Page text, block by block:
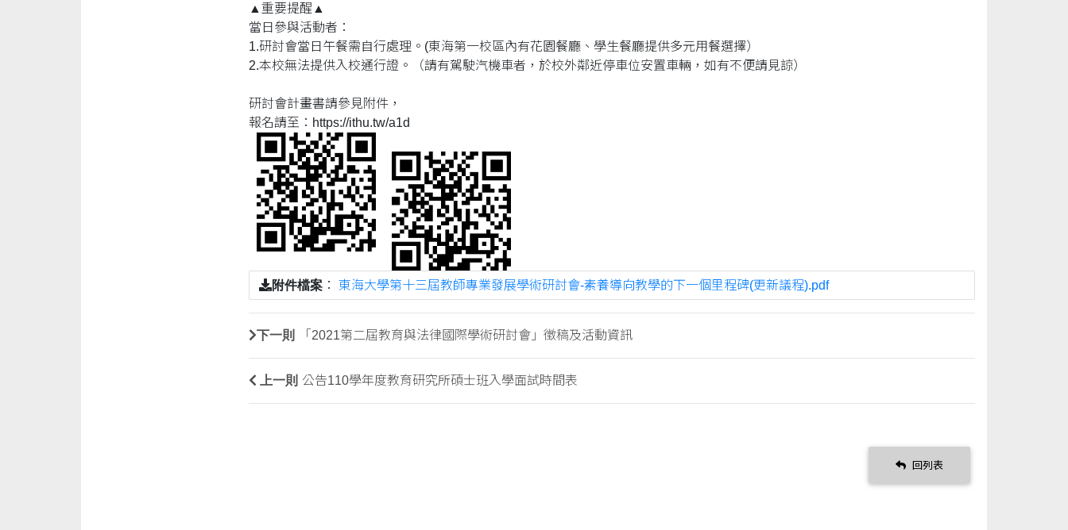
▲重要提醒▲
當日參與活動者：
1.研討會當日午餐需自行處理。(東海第一校區內有花園餐廳、學生餐廳提供多元用餐選擇）
2.本校無法提供入校通行證。（請有駕駛汽機車者，於校外鄰近停車位安置車輛，如有不便請見諒）
研討會計畫書請參見附件，
報名請至：https://ithu.tw/a1d
附件檔案 ： 東海大學第十三屆教師專業發展學術研討會-素養導向教學的下一個里程碑(更新議程).pdf
下一則 「2021第二屆教育與法律國際學術研討會」徵稿及活動資訊
上一則 公告110學年度教育研究所碩士班入學面試時間表
回列表